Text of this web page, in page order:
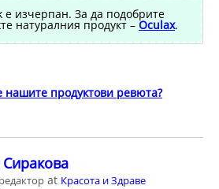
е изчерпан. За да подобрите
натуралния продукт – Oculax.
нашите продуктови ревюта?
at Красота и Здраве